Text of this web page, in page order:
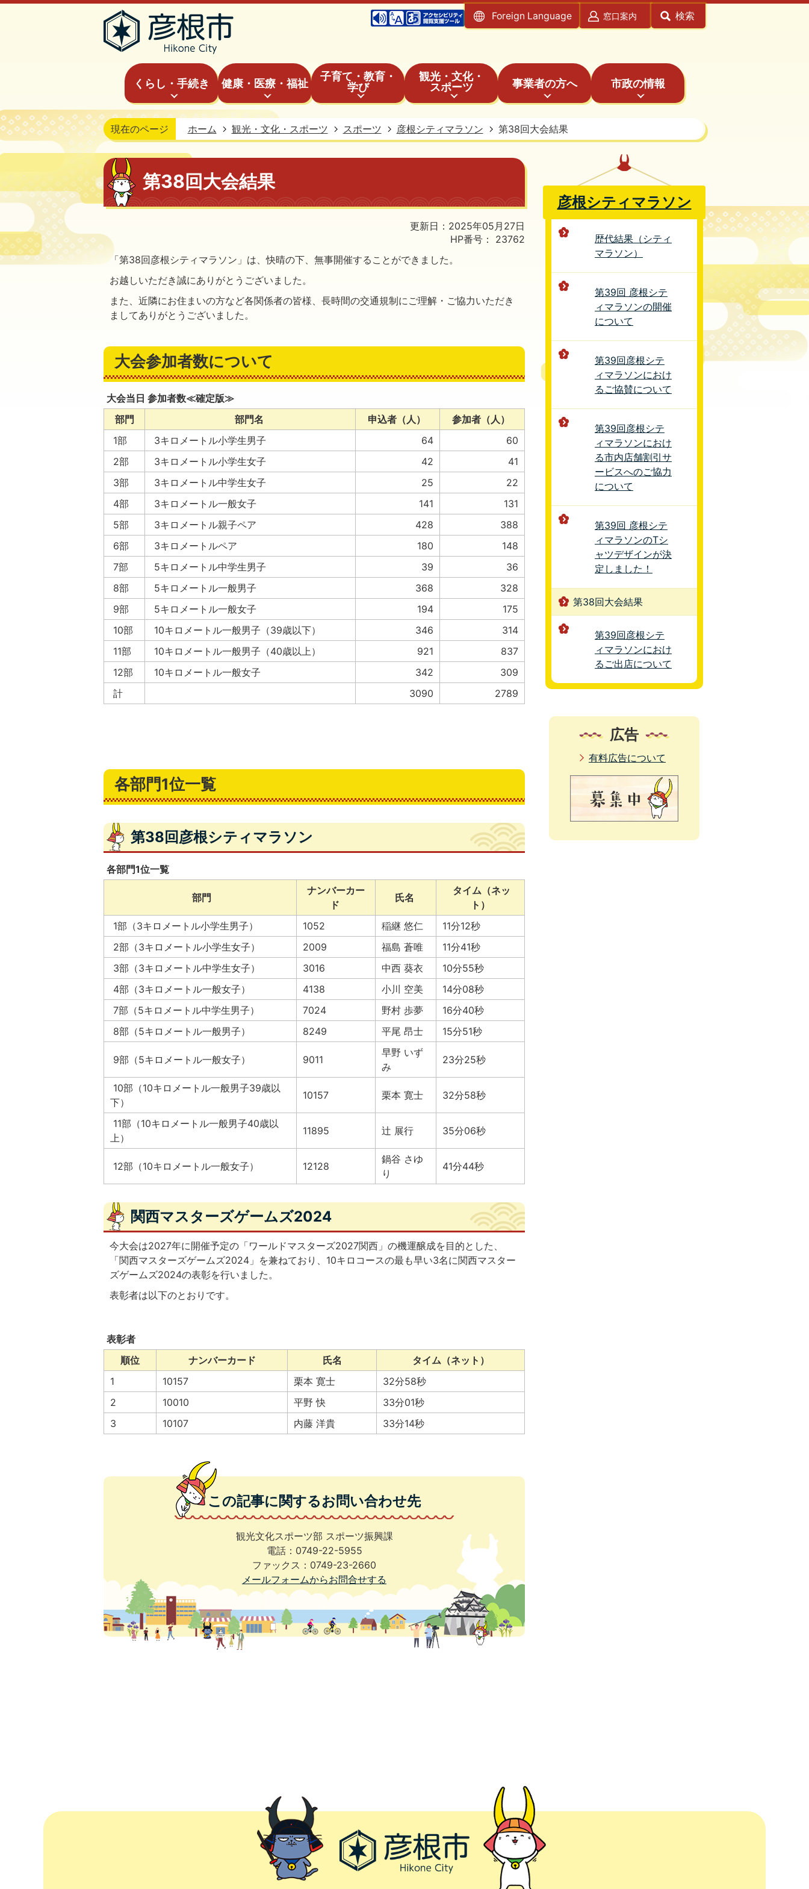
Foreign Language 窓口案内 検索
くらし・手続き 健康・医療・福祉
子育て・教育・
学び
観光・文化・
スポーツ
事業者の方へ 市政の情報
現在のページ ホーム 観光・文化・スポーツ スポーツ 彦根シティマラソン 第38回大会結果
第38回大会結果
更新日：2025年05月27日
HP番号：
23762
「第38回彦根シティマラソン」は、快晴の下、無事開催することができました。
お越しいただき誠にありがとうございました。
また、近隣にお住まいの方など各関係者の皆様、長時間の交通規制にご理解・ご協力いただき
ましてありがとうございました。
大会参加者数について
大会当日 参加者数≪確定版≫
部門
部門名 申込者（人）
参加者（人）
1部
3キロメートル小学生男子 64
60
2部
3キロメートル小学生女子 42
41
3部
3キロメートル中学生女子 25
22
4部
3キロメートル一般女子 141
131
5部
3キロメートル親子ペア 428
388
6部
3キロメートルペア 180
148
7部
5キロメートル中学生男子 39
36
8部
5キロメートル一般男子 368
328
9部
5キロメートル一般女子 194
175
10部
10キロメートル一般男子（39歳以下） 346
314
11部
10キロメートル一般男子（40歳以上） 921
837
12部
10キロメートル一般女子 342
309
計
3090 2789
各部門1位一覧
第38回彦根シティマラソン
各部門1位一覧
部門
ナンバーカー
ド
氏名
タイム（ネッ
ト）
1部（3キロメートル小学生男子）
1052 稲継 悠仁
11分12秒
2部（3キロメートル小学生女子）
2009 福島 蒼唯
11分41秒
3部（3キロメートル中学生女子）
3016 中西 葵衣
10分55秒
4部（3キロメートル一般女子）
4138 小川 空美
14分08秒
7部（5キロメートル中学生男子）
7024 野村 歩夢
16分40秒
8部（5キロメートル一般男子）
8249 平尾 昂士 15分51秒
9部（5キロメートル一般女子） 9011
早野 いず
み
23分25秒
10部（10キロメートル一般男子39歳以
下）
10157 栗本 寛士 32分58秒
11部（10キロメートル一般男子40歳以
上）
11895 辻 展行 35分06秒
12部（10キロメートル一般女子） 12128
鍋谷 さゆ
り
41分44秒
関西マスターズゲームズ2024
今大会は2027年に開催予定の「ワールドマスターズ2027関西」の機運醸成を目的とした、
「関西マスターズゲームズ2024」を兼ねており、10キロコースの最も早い3名に関西マスター
ズゲームズ2024の表彰を行いました。
表彰者は以下のとおりです。
表彰者
順位
ナンバーカード 氏名
タイム（ネット）
1
10157 栗本 寛士
32分58秒
2
10010 平野 快
33分01秒
3
10107 内藤 洋貴 33分14秒
この記事に関するお問い合わせ先
観光文化スポーツ部 スポーツ振興課
電話：0749-22-5955
ファックス：0749-23-2660
メールフォームからお問合せする
彦根シティマラソン
歴代結果（シティ
マラソン）
第39回 彦根シテ
ィマラソンの開催
について
第39回彦根シテ
ィマラソンにおけ
るご協賛について
第39回彦根シテ
ィマラソンにおけ
る市内店舗割引サ
ービスへのご協力
について
第39回 彦根シテ
ィマラソンのTシ
ャツデザインが決
定しました！
第38回大会結果
第39回彦根シテ
ィマラソンにおけ
るご出店について
広告
有料広告について